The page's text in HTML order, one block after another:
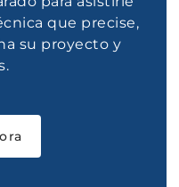
que precise,
su proyecto y